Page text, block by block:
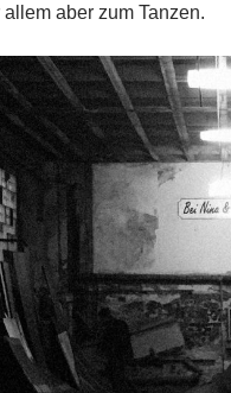
aber zum Tanzen.